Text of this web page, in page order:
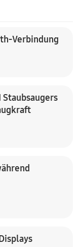
Verbindung